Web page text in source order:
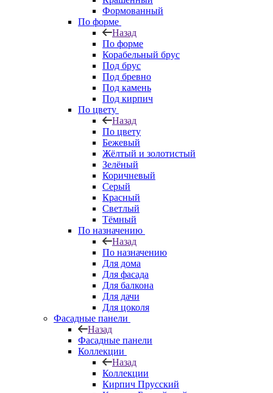
Формованный
По форме
Назад
По форме
Корабельный брус
Под брус
Под бревно
Под камень
Под кирпич
По цвету
Назад
По цвету
Бежевый
Жёлтый и золотистый
Зелёный
Коричневый
Серый
Красный
Светлый
Тёмный
По назначению
Назад
По назначению
Для дома
Для фасада
Для балкона
Для дачи
Для цоколя
Фасадные панели
Назад
Фасадные панели
Коллекции
Назад
Коллекции
Кирпич Прусский